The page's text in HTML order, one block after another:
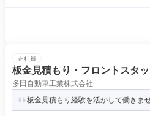
正社員
板金見積もり・フロントスタ
多田自動車工業株式会社
板金見積もり経験を活かして働きま